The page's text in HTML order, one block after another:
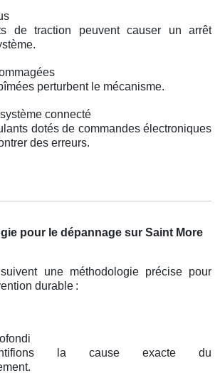
de traction peuvent causer un arrêt
perturbent le mécanisme.
connecté
dotés de commandes électroniques
des erreurs.
pour le dépannage sur Saint More
une méthodologie précise pour
durable :
la cause exacte du